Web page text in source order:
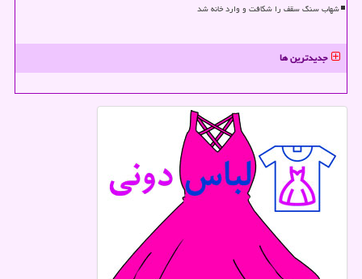
شهاب سنگ سقف را شکافت و وارد خانه شد
جدیدترین ها